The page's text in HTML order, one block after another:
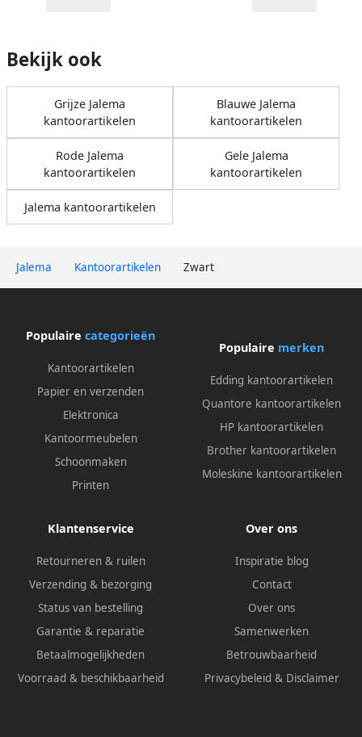
Jalema Kantoorartikelen Zwart
Bekijk ook
Grijze Jalema
kantoorartikelen
Blauwe Jalema
kantoorartikelen
Rode Jalema
kantoorartikelen
Gele Jalema
kantoorartikelen
Jalema kantoorartikelen
Populaire categorieën
Kantoorartikelen
Papier en verzenden
Elektronica
Kantoormeubelen
Schoonmaken
Printen
Populaire merken
Edding kantoorartikelen
Quantore kantoorartikelen
HP kantoorartikelen
Brother kantoorartikelen
Moleskine kantoorartikelen
Klantenservice
Retourneren & ruilen
Verzending & bezorging
Status van bestelling
Garantie & reparatie
Betaalmogelijkheden
Voorraad & beschikbaarheid
Over ons
Inspiratie blog
Contact
Over ons
Samenwerken
Betrouwbaarheid
Privacybeleid & Disclaimer